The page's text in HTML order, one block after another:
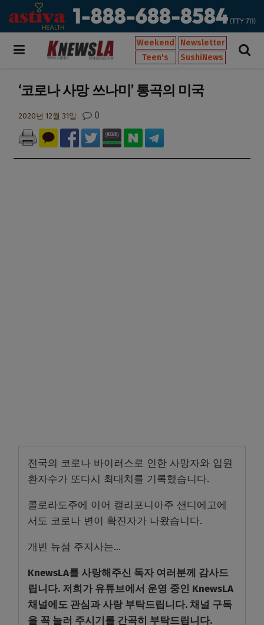
Weekend
Newsletter
Teen's
SushiNews
‘코로나 사망 쓰나미’ 통곡의 미국
2020년 12월 31일 0
전국의 코로나 바이러스로 인한 사망자와 입원
환자수가 또다시 최대치를 기록했습니다.
콜로라도주에 이어 캘리포니아주 샌디에고에
서도 코로나 변이 확진자가 나왔습니다.
개빈 뉴섬 주지사는…
KnewsLA를 사랑해주신 독자 여러분께 감사드
립니다. 저희가 유튜브에서 운영 중인 KnewsLA
채널에도 관심과 사랑 부탁드립니다.채널 구독
을 꼭 눌러 주시기를 간곡히 부탁드립니다.